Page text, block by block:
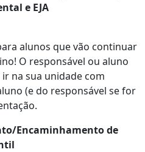
e EJA
alunos que vão continuar
O responsável ou aluno
na sua unidade com
(e do responsável se for
Encaminhamento de